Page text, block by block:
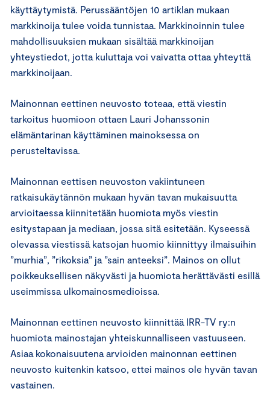
käyttäytymistä. Perussääntöjen 10 artiklan mukaan
markkinoija tulee voida tunnistaa. Markkinoinnin tulee
mahdollisuuksien mukaan sisältää markkinoijan
yhteystiedot, jotta kuluttaja voi vaivatta ottaa yhteyttä
markkinoijaan.
Mainonnan eettinen neuvosto toteaa, että viestin
tarkoitus huomioon ottaen Lauri Johanssonin
elämäntarinan käyttäminen mainoksessa on
perusteltavissa.
Mainonnan eettisen neuvoston vakiintuneen
ratkaisukäytännön mukaan hyvän tavan mukaisuutta
arvioitaessa kiinnitetään huomiota myös viestin
esitystapaan ja mediaan, jossa sitä esitetään. Kyseessä
olevassa viestissä katsojan huomio kiinnittyy ilmaisuihin
”murhia”, ”rikoksia” ja ”sain anteeksi”. Mainos on ollut
poikkeuksellisen näkyvästi ja huomiota herättävästi esillä
useimmissa ulkomainosmedioissa.
Mainonnan eettinen neuvosto kiinnittää IRR-TV ry:n
huomiota mainostajan yhteiskunnalliseen vastuuseen.
Asiaa kokonaisuutena arvioiden mainonnan eettinen
neuvosto kuitenkin katsoo, ettei mainos ole hyvän tavan
vastainen.